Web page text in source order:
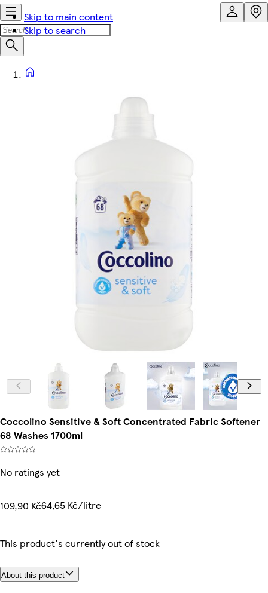
Skip to main content
Skip to search
Coccolino Sensitive & Soft Concentrated Fabric Softener
68 Washes 1700ml
No ratings yet
109,90 Kč64,65 Kč/litre
This product's currently out of stock
About this product